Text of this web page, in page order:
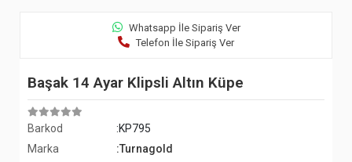
Whatsapp İle Sipariş Ver
Telefon İle Sipariş Ver
Başak 14 Ayar Klipsli Altın Küpe
Barkod
:KP795
Marka
:Turnagold